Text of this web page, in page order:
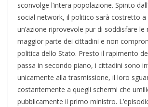
sconvolge l’intera popolazione. Spinto
social network, il politico sarà costretto a
un’azione riprovevole pur di soddisfare le
maggior parte dei cittadini e non
politica dello Stato. Presto il rapimento
passa in secondo piano, i cittadini sono
unicamente alla trasmissione, il loro
costantemente a quegli schermi che
pubblicamente il primo ministro.